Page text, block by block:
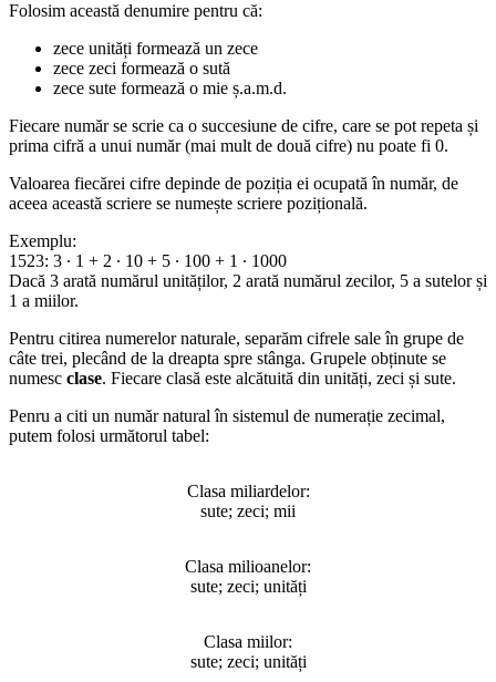
Folosim această denumire pentru că:
zece unități formează un zece
zece zeci formează o sută
zece sute formează o mie ș.a.m.d.
Fiecare număr se scrie ca o succesiune de cifre, care se pot repeta și
prima cifră a unui număr (mai mult de două cifre) nu poate fi 0.
Valoarea fiecărei cifre depinde de poziția ei ocupată în număr, de
aceea această scriere se numește scriere pozițională.
Exemplu:
1523: 3 ∙ 1 + 2 ∙ 10 + 5 ∙ 100 + 1 ∙ 1000
Dacă 3 arată numărul unităților, 2 arată numărul zecilor, 5 a sutelor și
1 a miilor.
Pentru citirea numerelor naturale, separăm cifrele sale în grupe de
câte trei, plecând de la dreapta spre stânga. Grupele obținute se
numesc clase. Fiecare clasă este alcătuită din unități, zeci și sute.
Penru a citi un număr natural în sistemul de numerație zecimal,
putem folosi următorul tabel:
Clasa miliardelor:
sute; zeci; mii
Clasa milioanelor:
sute; zeci; unități
Clasa miilor:
sute; zeci; unități